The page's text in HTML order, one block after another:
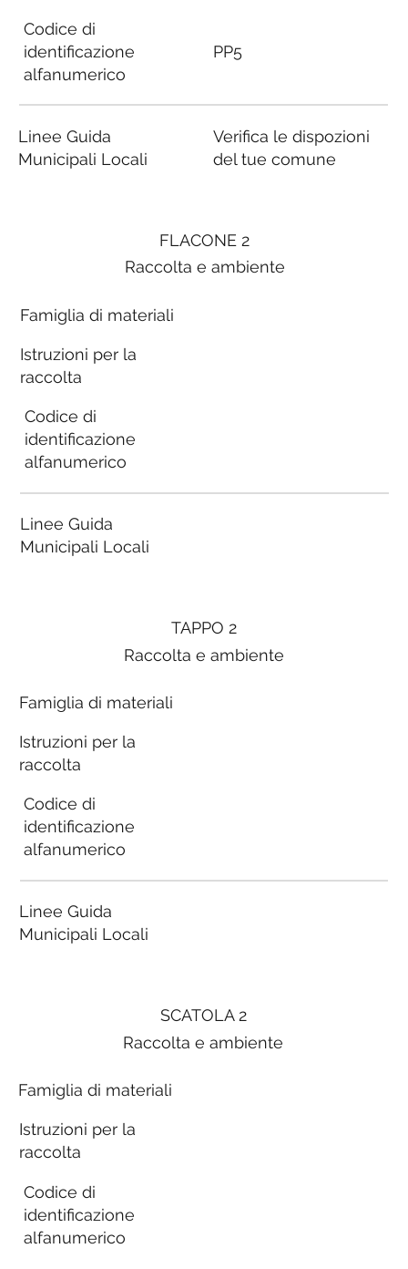
FLACONE 2
Raccolta e ambiente
Famiglia di materiali
Istruzioni per la
raccolta
Codice di
identificazione
alfanumerico
Linee Guida
Municipali Locali
SCATOLA 2
Raccolta e ambiente
Famiglia di materiali
Istruzioni per la
raccolta
Codice di
identificazione
alfanumerico
Codice di
identificazione
alfanumerico
Linee Guida
Municipali Locali
PP5
Verifica le dispozioni
del tue comune
TAPPO 2
Raccolta e ambiente
Famiglia di materiali
Istruzioni per la
raccolta
Codice di
identificazione
alfanumerico
Linee Guida
Municipali Locali